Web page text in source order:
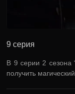
9 серия
В 9 серии 2 сезона
получить